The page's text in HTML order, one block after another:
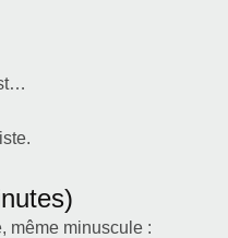
même minuscule :